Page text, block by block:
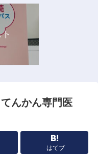
んかん専門医
はてブ